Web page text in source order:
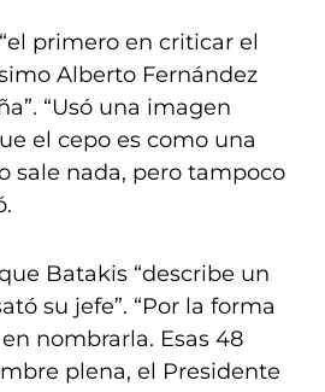
primero en criticar el
Alberto Fernández
“Usó una imagen
el cepo es como una
sale nada, pero tampoco
Batakis “describe un
su jefe”. “Por la forma
nombrarla. Esas 48
plena, el Presidente